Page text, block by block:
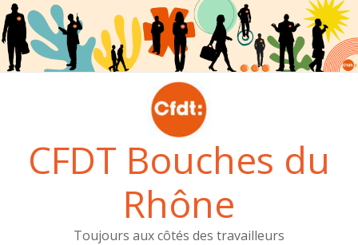
Passer
au
contenu
CFDT Bouches du
Rhône
Toujours aux côtés des travailleurs